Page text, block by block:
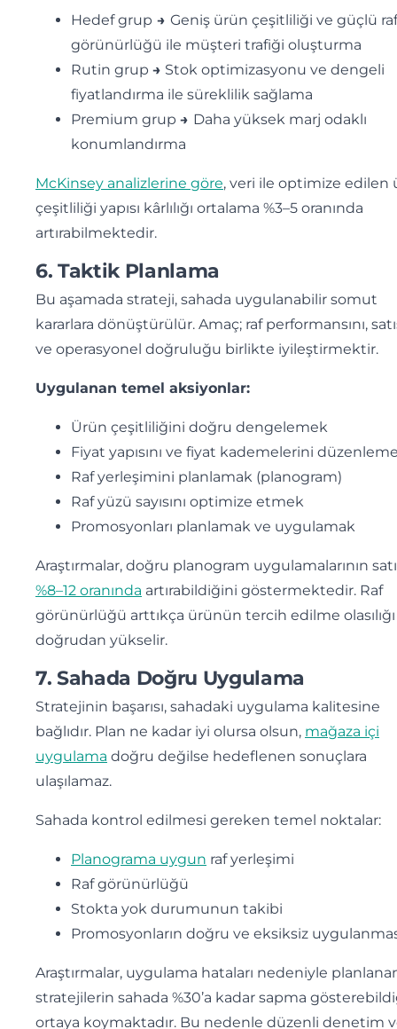
Hedef grup → Geniş ürün çeşitliliği ve güçlü raf
görünürlüğü ile müşteri trafiği oluşturma
Rutin grup → Stok optimizasyonu ve dengeli
fiyatlandırma ile süreklilik sağlama
Premium grup → Daha yüksek marj odaklı
konumlandırma
McKinsey analizlerine göre, veri ile optimize edilen
çeşitliliği yapısı kârlılığı ortalama %3–5 oranında
artırabilmektedir.
6. Taktik Planlama
Bu aşamada strateji, sahada uygulanabilir somut
kararlara dönüştürülür. Amaç; raf performansını,
ve operasyonel doğruluğu birlikte iyileştirmektir.
Uygulanan temel aksiyonlar:
Ürün çeşitliliğini doğru dengelemek
Fiyat yapısını ve fiyat kademelerini
Raf yerleşimini planlamak (planogram)
Raf yüzü sayısını optimize etmek
Promosyonları planlamak ve uygulamak
Araştırmalar, doğru planogram uygulamalarının
%8–12 oranında artırabildiğini göstermektedir. Raf
görünürlüğü arttıkça ürünün tercih edilme
doğrudan yükselir.
7. Sahada Doğru Uygulama
Stratejinin başarısı, sahadaki uygulama kalitesine
bağlıdır. Plan ne kadar iyi olursa olsun, mağaza içi
uygulama doğru değilse hedeflenen sonuçlara
ulaşılamaz.
Sahada kontrol edilmesi gereken temel noktalar:
Planograma uygun raf yerleşimi
Raf görünürlüğü
Stokta yok durumunun takibi
Promosyonların doğru ve eksiksiz
Araştırmalar, uygulama hataları nedeniyle
stratejilerin sahada %30’a kadar sapma
ortaya koymaktadır. Bu nedenle düzenli denetim